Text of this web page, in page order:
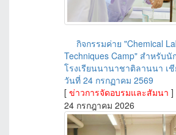
กิจกรรมค่าย "Chemical
Techniques Camp" สำหรับนั
โรงเรียนนานาชาติลานนา เชี
วันที่ 24 กรกฏาคม 2569
[ ข่าวการจัดอบรมและสัมนา ]
24 กรกฎาคม 2026